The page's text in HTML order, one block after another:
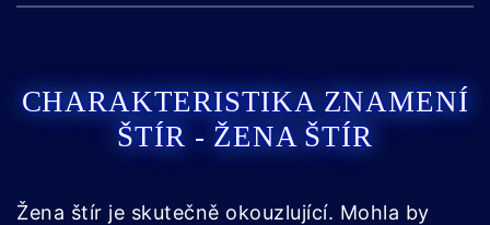
CHARAKTERISTIKA ZNAMENÍ
ŠTÍR - ŽENA ŠTÍR
Žena štír je skutečně okouzlující. Mohla by